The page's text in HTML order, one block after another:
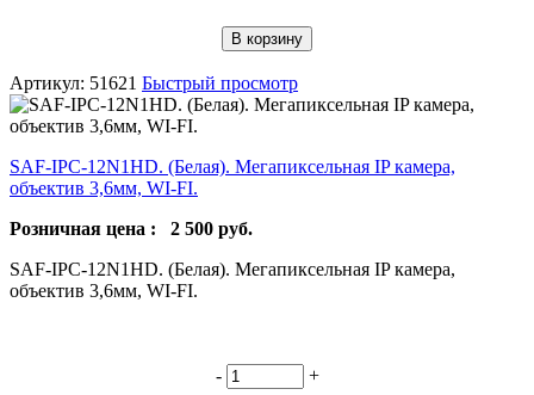
В корзину
Артикул: 51621 Быстрый просмотр
SAF-IPC-12N1HD. (Белая). Мегапиксельная IP камера,
объектив 3,6мм, WI-FI.
Розничная цена : 2 500 руб.
SAF-IPC-12N1HD. (Белая). Мегапиксельная IP камера,
объектив 3,6мм, WI-FI.
- +